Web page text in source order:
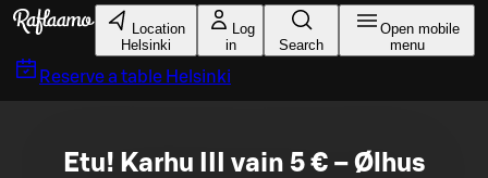
Skip to main content
Location
Helsinki
Log
in
Search
Open mobile
menu
Reserve a table Helsinki
Etu! Karhu III vain 5 € – Ølhus